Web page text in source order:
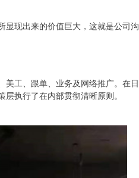
显现出来的价值巨大，这就是公司沟
美工、跟单、业务及网络推广。在日
执行了在内部贯彻清晰原则。